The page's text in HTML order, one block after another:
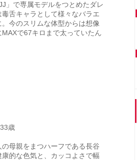
」で専属モデルをつとめたダレ
舌キャラとして様々なバラエ
今のスリムな体型からは想像
で67キロまで太っていたん
歳
母親をまつハーフである長谷
的な色気と、カッコよさで幅